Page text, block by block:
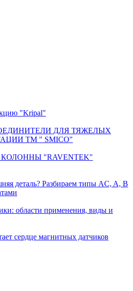
"Kripal"
ДЛЯ ТЯЖЕЛЫХ
TM " SMICO"
"RAVENTEK"
деталь? Разбираем типы AC, A, B
области применения, виды и
сердце магнитных датчиков